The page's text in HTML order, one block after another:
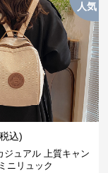
人気
込)
ジュアル 上質キャン
ニリュック